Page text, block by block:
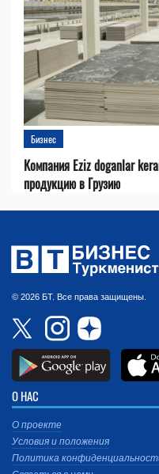
Бизнес
Компания Eziz doganlar
продукцию в Грузию
© 2026 БТ. Все права защищены.
О НАС
О проекте
Условия и положения
Политика